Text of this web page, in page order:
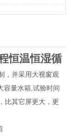
恒温恒湿循
，并采用大视窗观
容量水箱,试验时间
比其它屏更大，更